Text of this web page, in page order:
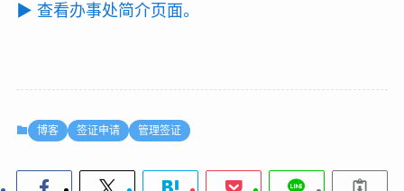
▶ 查看办事处简介页面。
博客 签证申请 管理签证